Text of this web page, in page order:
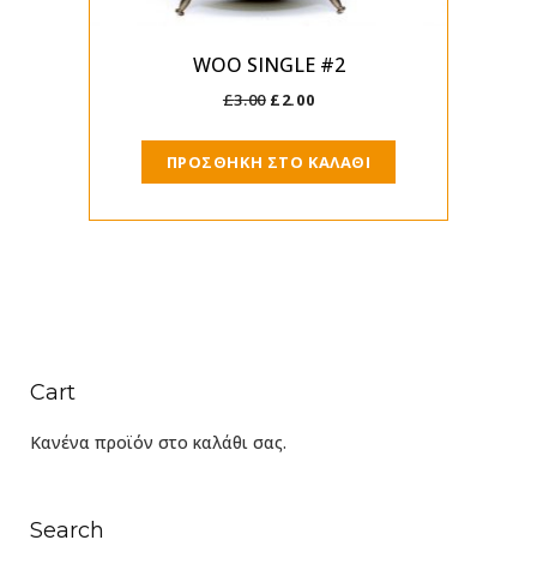
WOO SINGLE #2
£3.00 £2.00
ΠΡΟΣΘΉΚΗ ΣΤΟ ΚΑΛΆΘΙ
Cart
Κανένα προϊόν στο καλάθι σας.
Search